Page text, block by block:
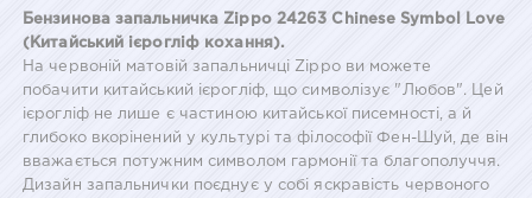
Бензинова запальничка Zippo 24263 Chinese Symbol Love
(Китайський ієрогліф кохання).
На червоній матовій запальничці Zippo ви можете
побачити китайський ієрогліф, що символізує "Любов". Цей
ієрогліф не лише є частиною китайської писемності, а й
глибоко вкорінений у культурі та філософії Фен-Шуй, де він
вважається потужним символом гармонії та благополуччя.
Дизайн запальнички поєднує у собі яскравість червоного